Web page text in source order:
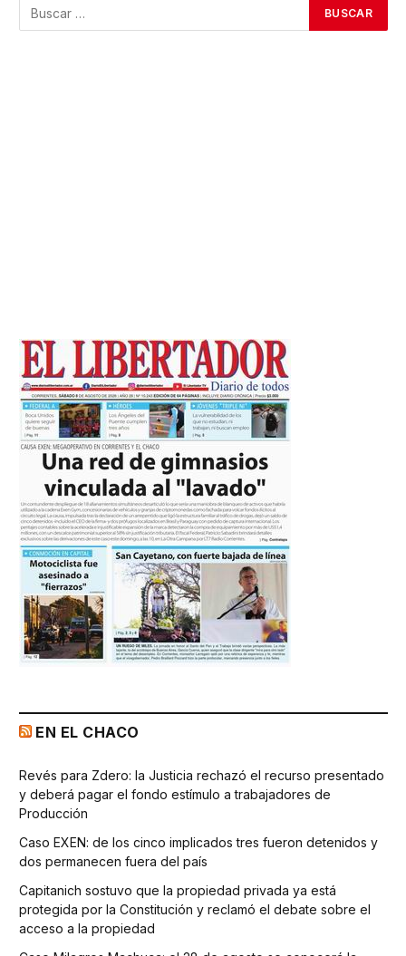
EN EL CHACO
Revés para Zdero: la Justicia rechazó el recurso presentado
y deberá pagar el fondo estímulo a trabajadores de
Producción
Caso EXEN: de los cinco implicados tres fueron detenidos y
dos permanecen fuera del país
Capitanich sostuvo que la propiedad privada ya está
protegida por la Constitución y reclamó el debate sobre el
acceso a la propiedad